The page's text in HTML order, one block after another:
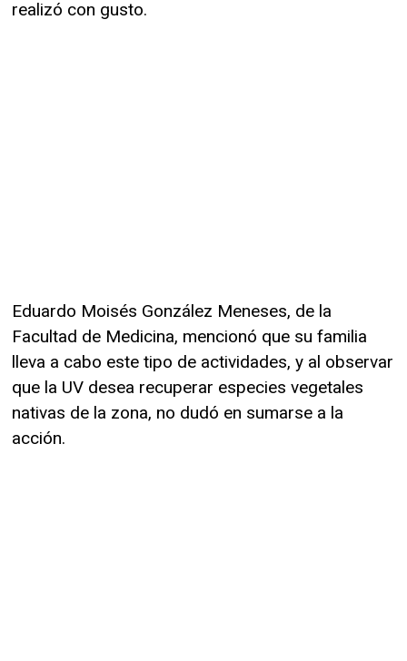
realizó con gusto.
Eduardo Moisés González Meneses, de la
Facultad de Medicina, mencionó que su familia
lleva a cabo este tipo de actividades, y al observar
que la UV desea recuperar especies vegetales
nativas de la zona, no dudó en sumarse a la
acción.